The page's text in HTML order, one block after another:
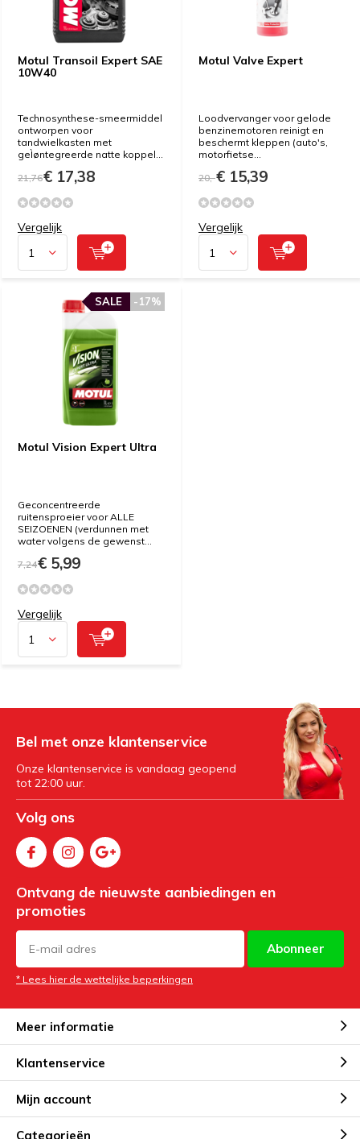
Motul Transoil Expert SAE
10W40
Technosynthese-smeermiddel
ontworpen voor
tandwielkasten met
geÌøntegreerde natte koppel...
21,76€ 17,38
Vergelijk
Motul Valve Expert
Loodvervanger voor gelode
benzinemotoren reinigt en
beschermt kleppen (auto's,
motorfietse...
20,-€ 15,39
Vergelijk
Motul Vision Expert Ultra
-17%
SALE
Geconcentreerde
ruitensproeier voor ALLE
SEIZOENEN (verdunnen met
water volgens de gewenst...
7,24€ 5,99
Vergelijk
Bel met onze klantenservice
Onze klantenservice is vandaag geopend
tot 22:00 uur.
Volg ons
Ontvang de nieuwste aanbiedingen en
promoties
Abonneer
* Lees hier de wettelijke beperkingen
Meer informatie
Klantenservice
Mijn account
Categorieën